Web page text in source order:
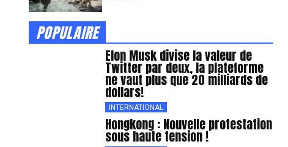
POPULAIRE
Elon Musk divise la valeur de
Twitter par deux, la plateforme
ne vaut plus que 20 milliards de
dollars!
INTERNATIONAL
Hongkong : Nouvelle protestation
sous haute tension !